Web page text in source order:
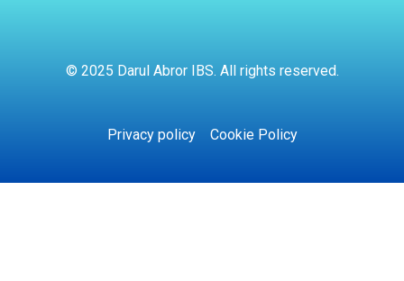
© 2025 Darul Abror IBS. All rights reserved.
Privacy policy Cookie Policy